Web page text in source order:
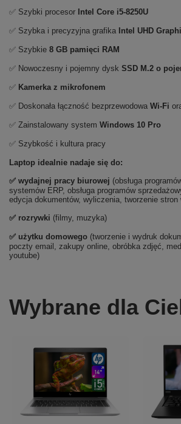
✅ Szybki procesor Intel Core i5-8250U
✅ Szybka i precyzyjna grafika Intel UHD
✅ Szybkie 8 GB pamięci RAM
✅ Nowoczesny i pojemny dysk SSD M.2 o
✅ Kamerka z mikrofonem
✅ Doskonała łączność bezprzewodowa Wi-Fi
✅ Zainstalowany system Windows 10 Pro
✅ Szybkość i kultura pracy
Laptop idealnie nadaje się do:
✅ wydajnej pracy biurowej (obsługa
systemów ERP, obsługa programów
edycja dokumentów, wyliczenia, tworzenie stron
✅ rozrywki (filmy, muzyka)
✅ użytku domowego (tworzenie i wydruk
poczty email, zakupy online, obróbka zdjęć,
youtube)
Wybrane dla